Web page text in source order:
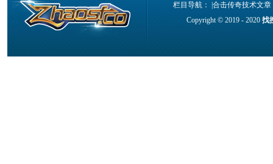
栏目导航： |合击传奇技术文章
Copyright © 2019 - 2020找